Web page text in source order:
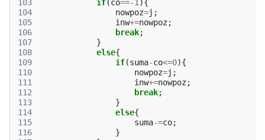
103
104
105
106
107
108
109
110
111
112
113
114
115
116
if(co==-1 ){
nowpoz=j ;
inw+=nowpoz;
break;
}
else{
if(suma-co<=0){
nowpoz=j ;
inw+=nowpoz;
break;
}
else{
suma-=co;
}